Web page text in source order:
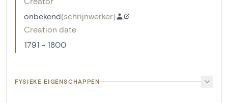
onbekend(schrijnwerker)
Creation date
1791 - 1800
FYSIEKE EIGENSCHAPPEN